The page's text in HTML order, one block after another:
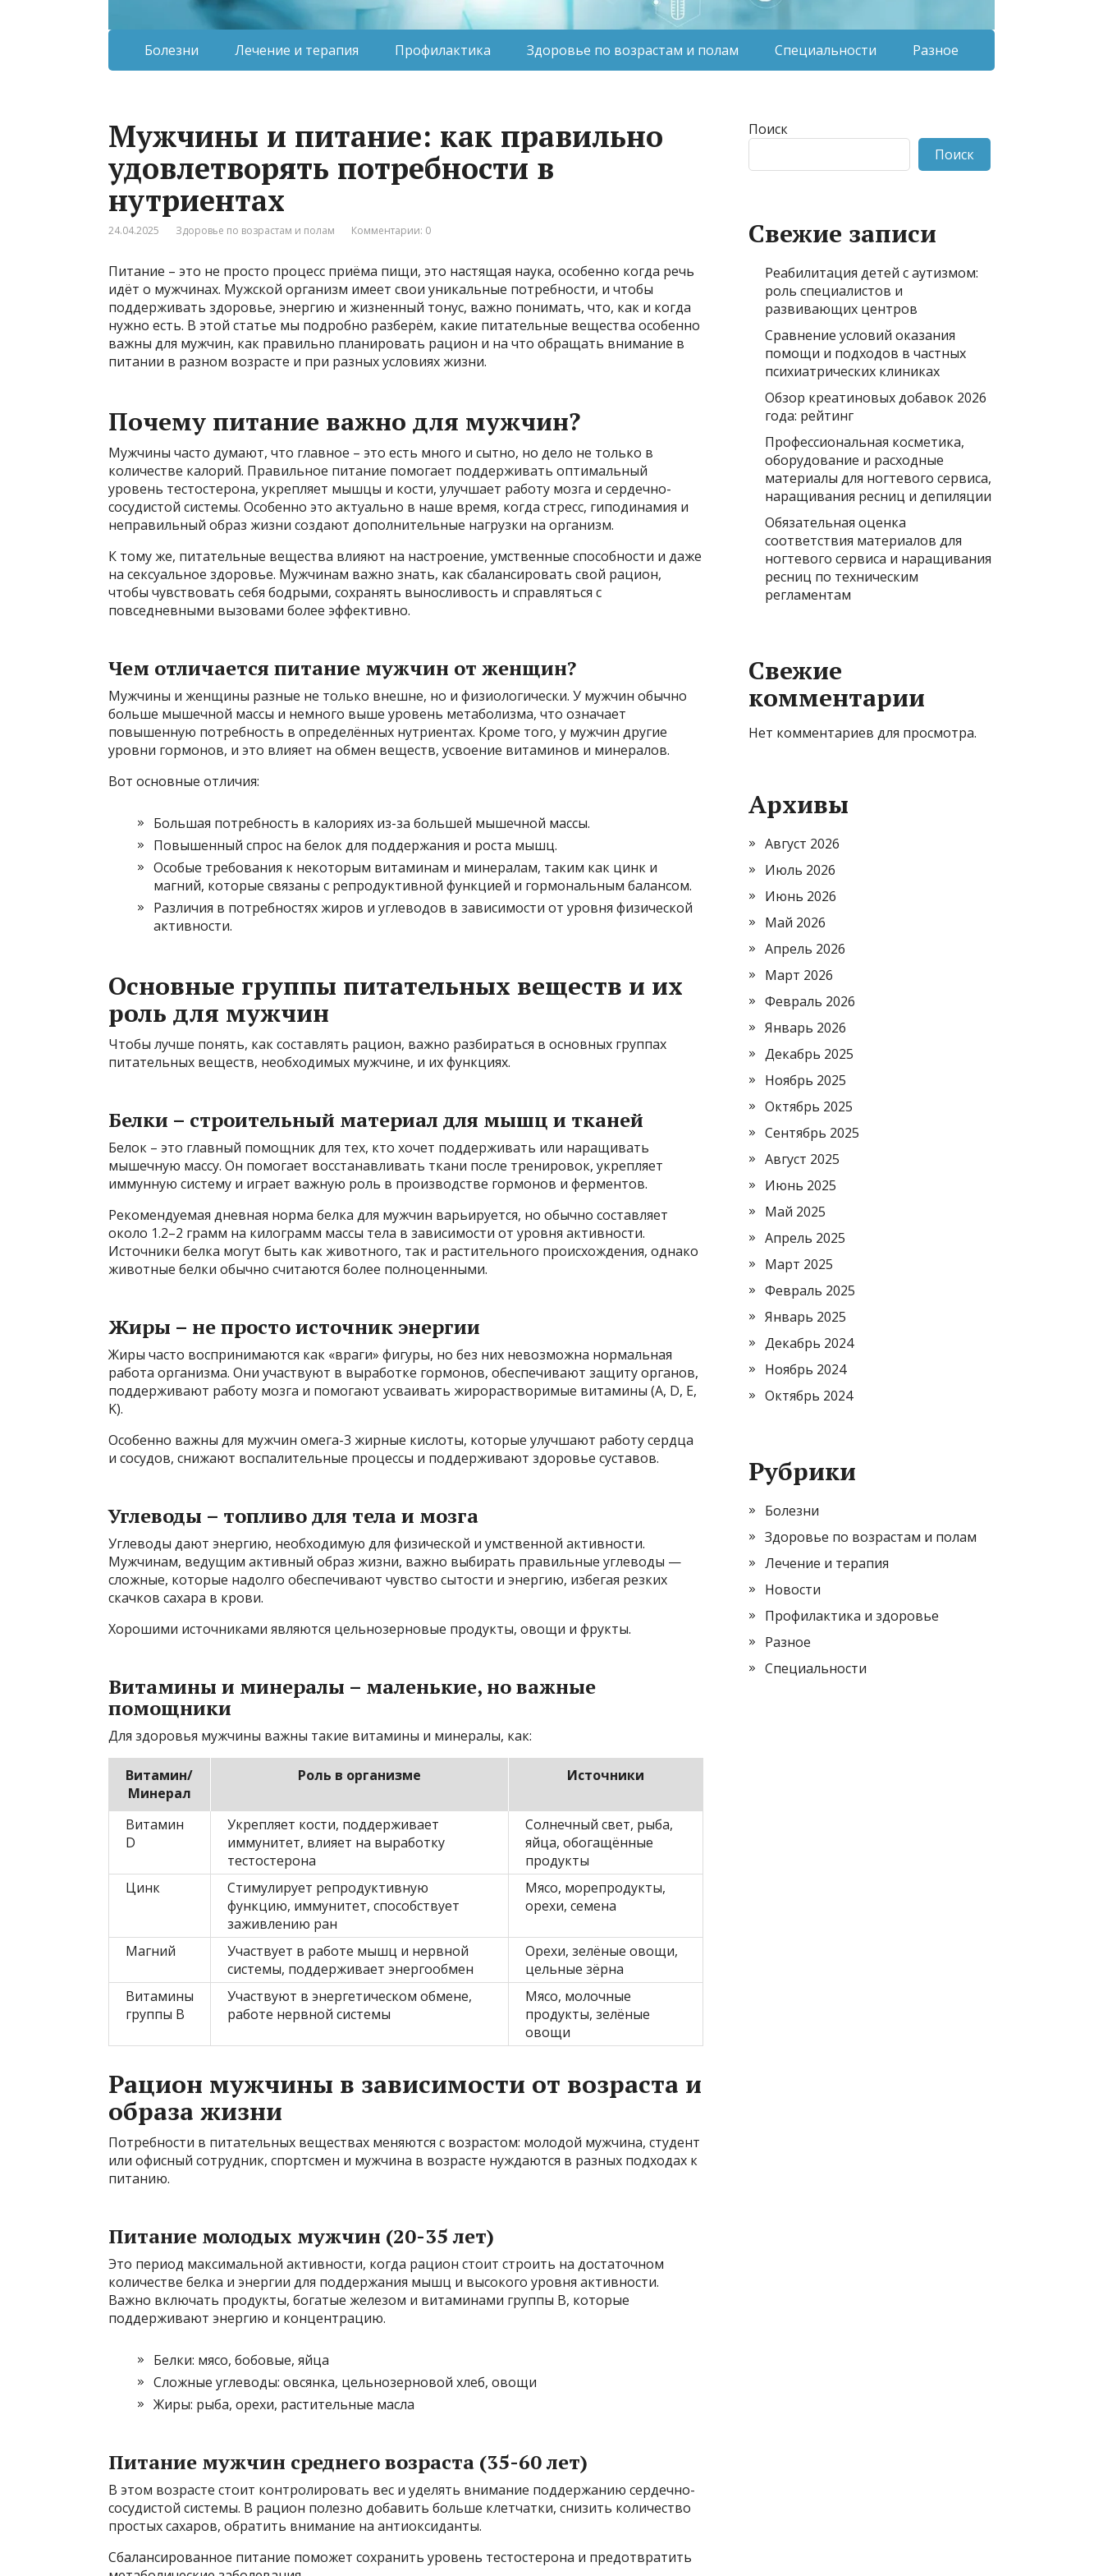
Болезни Лечение и терапия Профилактика Здоровье по возрастам и полам Специальности Разное
Мужчины и питание: как правильно
удовлетворять потребности в
нутриентах
24.04.2025 Здоровье по возрастам и полам Комментарии: 0
Питание – это не просто процесс приёма пищи, это настящая наука, особенно когда речь
идёт о мужчинах. Мужской организм имеет свои уникальные потребности, и чтобы
поддерживать здоровье, энергию и жизненный тонус, важно понимать, что, как и когда
нужно есть. В этой статье мы подробно разберём, какие питательные вещества особенно
важны для мужчин, как правильно планировать рацион и на что обращать внимание в
питании в разном возрасте и при разных условиях жизни.
Почему питание важно для мужчин?
Мужчины часто думают, что главное – это есть много и сытно, но дело не только в
количестве калорий. Правильное питание помогает поддерживать оптимальный
уровень тестостерона, укрепляет мышцы и кости, улучшает работу мозга и сердечно-
сосудистой системы. Особенно это актуально в наше время, когда стресс, гиподинамия и
неправильный образ жизни создают дополнительные нагрузки на организм.
К тому же, питательные вещества влияют на настроение, умственные способности и даже
на сексуальное здоровье. Мужчинам важно знать, как сбалансировать свой рацион,
чтобы чувствовать себя бодрыми, сохранять выносливость и справляться с
повседневными вызовами более эффективно.
Чем отличается питание мужчин от женщин?
Мужчины и женщины разные не только внешне, но и физиологически. У мужчин обычно
больше мышечной массы и немного выше уровень метаболизма, что означает
повышенную потребность в определённых нутриентах. Кроме того, у мужчин другие
уровни гормонов, и это влияет на обмен веществ, усвоение витаминов и минералов.
Вот основные отличия:
Большая потребность в калориях из-за большей мышечной массы.
Повышенный спрос на белок для поддержания и роста мышц.
Особые требования к некоторым витаминам и минералам, таким как цинк и
магний, которые связаны с репродуктивной функцией и гормональным балансом.
Различия в потребностях жиров и углеводов в зависимости от уровня физической
активности.
Основные группы питательных веществ и их
роль для мужчин
Чтобы лучше понять, как составлять рацион, важно разбираться в основных группах
питательных веществ, необходимых мужчине, и их функциях.
Белки – строительный материал для мышц и тканей
Белок – это главный помощник для тех, кто хочет поддерживать или наращивать
мышечную массу. Он помогает восстанавливать ткани после тренировок, укрепляет
иммунную систему и играет важную роль в производстве гормонов и ферментов.
Рекомендуемая дневная норма белка для мужчин варьируется, но обычно составляет
около 1.2–2 грамм на килограмм массы тела в зависимости от уровня активности.
Источники белка могут быть как животного, так и растительного происхождения, однако
животные белки обычно считаются более полноценными.
Жиры – не просто источник энергии
Жиры часто воспринимаются как «враги» фигуры, но без них невозможна нормальная
работа организма. Они участвуют в выработке гормонов, обеспечивают защиту органов,
поддерживают работу мозга и помогают усваивать жирорастворимые витамины (A, D, E,
K).
Особенно важны для мужчин омега-3 жирные кислоты, которые улучшают работу сердца
и сосудов, снижают воспалительные процессы и поддерживают здоровье суставов.
Углеводы – топливо для тела и мозга
Углеводы дают энергию, необходимую для физической и умственной активности.
Мужчинам, ведущим активный образ жизни, важно выбирать правильные углеводы —
сложные, которые надолго обеспечивают чувство сытости и энергию, избегая резких
скачков сахара в крови.
Хорошими источниками являются цельнозерновые продукты, овощи и фрукты.
Витамины и минералы – маленькие, но важные
помощники
Для здоровья мужчины важны такие витамины и минералы, как:
Витамин/
Минерал
Роль в организме Источники
Витамин
D
Укрепляет кости, поддерживает
иммунитет, влияет на выработку
тестостерона
Солнечный свет, рыба,
яйца, обогащённые
продукты
Цинк
Стимулирует репродуктивную
функцию, иммунитет, способствует
заживлению ран
Мясо, морепродукты,
орехи, семена
Магний
Участвует в работе мышц и нервной
системы, поддерживает энергообмен
Орехи, зелёные овощи,
цельные зёрна
Витамины
группы B
Участвуют в энергетическом обмене,
работе нервной системы
Мясо, молочные
продукты, зелёные
овощи
Рацион мужчины в зависимости от возраста и
образа жизни
Потребности в питательных веществах меняются с возрастом: молодой мужчина, студент
или офисный сотрудник, спортсмен и мужчина в возрасте нуждаются в разных подходах к
питанию.
Питание молодых мужчин (20-35 лет)
Это период максимальной активности, когда рацион стоит строить на достаточном
количестве белка и энергии для поддержания мышц и высокого уровня активности.
Важно включать продукты, богатые железом и витаминами группы B, которые
поддерживают энергию и концентрацию.
Белки: мясо, бобовые, яйца
Сложные углеводы: овсянка, цельнозерновой хлеб, овощи
Жиры: рыба, орехи, растительные масла
Питание мужчин среднего возраста (35-60 лет)
В этом возрасте стоит контролировать вес и уделять внимание поддержанию сердечно-
сосудистой системы. В рацион полезно добавить больше клетчатки, снизить количество
простых сахаров, обратить внимание на антиоксиданты.
Сбалансированное питание поможет сохранить уровень тестостерона и предотвратить
Поиск
Поиск
Свежие записи
Реабилитация детей с аутизмом:
роль специалистов и
развивающих центров
Сравнение условий оказания
помощи и подходов в частных
психиатрических клиниках
Обзор креатиновых добавок 2026
года: рейтинг
Профессиональная косметика,
оборудование и расходные
материалы для ногтевого сервиса,
наращивания ресниц и депиляции
Обязательная оценка
соответствия материалов для
ногтевого сервиса и наращивания
ресниц по техническим
регламентам
Свежие
комментарии
Нет комментариев для просмотра.
Архивы
Август 2026
Июль 2026
Июнь 2026
Май 2026
Апрель 2026
Март 2026
Февраль 2026
Январь 2026
Декабрь 2025
Ноябрь 2025
Октябрь 2025
Сентябрь 2025
Август 2025
Июнь 2025
Май 2025
Апрель 2025
Март 2025
Февраль 2025
Январь 2025
Декабрь 2024
Ноябрь 2024
Октябрь 2024
Рубрики
Болезни
Здоровье по возрастам и полам
Лечение и терапия
Новости
Профилактика и здоровье
Разное
Специальности